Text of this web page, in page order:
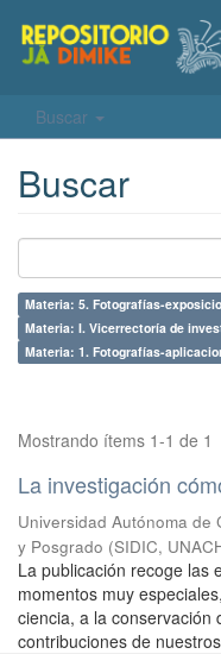
Buscar
Buscar
Materia: 5. Fotografías-
Materia: I. Vicerrectoría de
Materia: 1. Fotografías-
Mostrando ítems 1-1 de 1
La investigación
Universidad Autónoma
y Posgrado (SIDIC,
La publicación recoge las
momentos muy
ciencia, a la conservación
contribuciones de